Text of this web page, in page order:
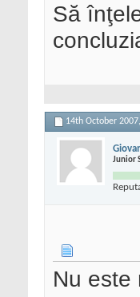
Să
14th October 2007,
Junior
Nu este